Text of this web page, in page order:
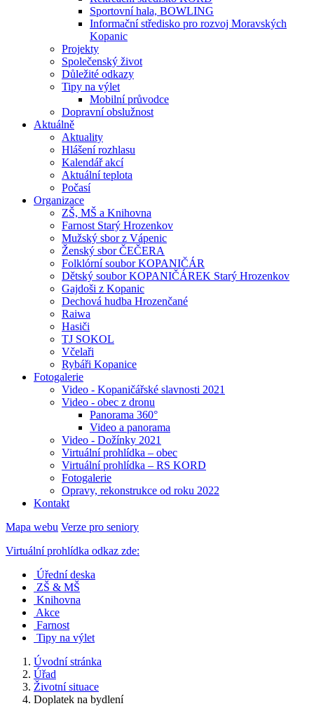
Sportovní hala, BOWLING
Informační středisko pro rozvoj Moravských
Kopanic
Projekty
Společenský život
Důležité odkazy
Tipy na výlet
Mobilní průvodce
Dopravní obslužnost
Aktuálně
Aktuality
Hlášení rozhlasu
Kalendář akcí
Aktuální teplota
Počasí
Organizace
ZŠ, MŠ a Knihovna
Farnost Starý Hrozenkov
Mužský sbor z Vápenic
Ženský sbor ČEČERA
Folklórní soubor KOPANIČÁR
Dětský soubor KOPANIČÁREK Starý Hrozenkov
Gajdoši z Kopanic
Dechová hudba Hrozenčané
Raiwa
Hasiči
TJ SOKOL
Včelaři
Rybáři Kopanice
Fotogalerie
Video - Kopaničářské slavnosti 2021
Video - obec z dronu
Panorama 360°
Video a panorama
Video - Dožínky 2021
Virtuální prohlídka – obec
Virtuální prohlídka – RS KORD
Fotogalerie
Opravy, rekonstrukce od roku 2022
Kontakt
Mapa webu Verze pro seniory
Virtuální prohlídka odkaz zde:
Úřední deska
ZŠ & MŠ
Knihovna
Akce
Farnost
Tipy na výlet
Úvodní stránka
Úřad
Životní situace
Doplatek na bydlení